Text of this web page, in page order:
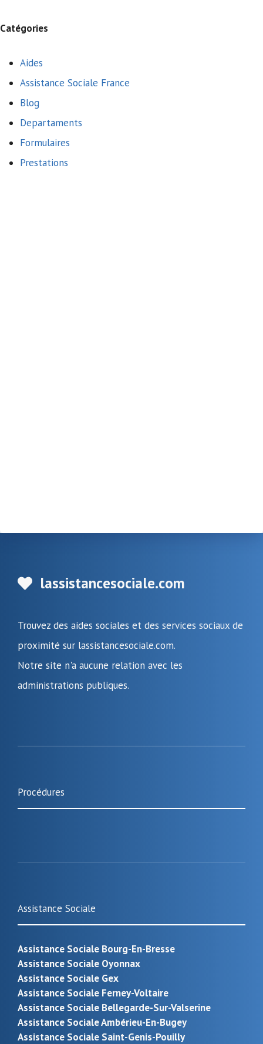
Catégories
Aides
Assistance Sociale France
Blog
Departaments
Formulaires
Prestations
lassistancesociale.com
Trouvez des aides sociales et des services sociaux de
proximité sur lassistancesociale.com.
Notre site n'a aucune relation avec les
administrations publiques.
Procédures
Assistance Sociale
Assistance Sociale Bourg-En-Bresse
Assistance Sociale Oyonnax
Assistance Sociale Gex
Assistance Sociale Ferney-Voltaire
Assistance Sociale Bellegarde-Sur-Valserine
Assistance Sociale Ambérieu-En-Bugey
Assistance Sociale Saint-Genis-Pouilly